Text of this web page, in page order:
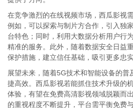
在竞争激烈的在线视频市场，西瓜影视
例如，可以探索与制片方合作，引入独
台特色；同时，利用大数据分析用户行
精准的服务。此外，随着数据安全日益
保护措施，建立信任基础，吸引更多忠实
展望未来，随着5G技术和智能设备的普
捷高效。西瓜影视若能抓住技术升级的
体验，有望在免费高清影视领域脱颖而
的重视程度不断提升，平台需平衡免费